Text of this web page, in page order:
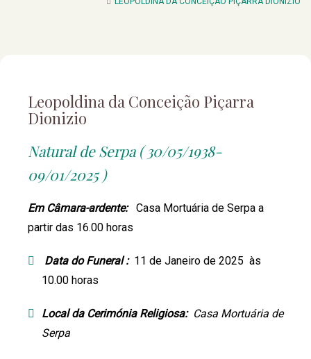
Leopoldina da Conceição Piçarra
Dionizio
Natural de Serpa ( 30/05/1938-
09/01/2025 )
Em Câmara-ardente: Casa Mortuária de Serpa a
partir das 16.00 horas
Data do Funeral : 11 de Janeiro de 2025 às
10.00 horas
Local da Cerimónia Religiosa: Casa Mortuária de
Serpa